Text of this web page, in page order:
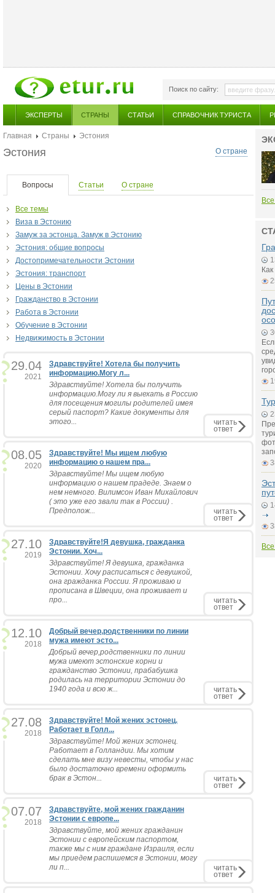
Поиск по сайту:
ЭКСПЕРТЫ СТРАНЫ СТАТЬИ СПРАВОЧНИК ТУРИСТА
Главная Страны
Эстония
О стране
Эстония
Вопросы Статьи О стране
Все темы
Виза в Эстонию
Замуж за эстонца. Замуж в Эстонию
Эстония: общие вопросы
Достопримечательности Эстонии
Эстония: транспорт
Цены в Эcтонии
Гражданство в Эстонии
Работа в Эстонии
Обучение в Эстонии
Недвижимость в Эстонии
29.04
2021
Здравствуйте! Хотела бы получить
информацию.Могу л...
Здравствуйте! Хотела бы получить
информацию.Могу ли я выехать в Россию
для посещения могилы родителей имея
серый паспорт? Какие документы для
этого...
читать
ответ
08.05
2020
Здравствуйте! Мы ищем любую
информацию о нашем пра...
Здравствуйте! Мы ищем любую
информацию о нашем прадеде. Знаем о
нем немного. Вилимсон Иван Михайлович
( это уже его звали так в России) .
Предполож...
читать
ответ
27.10
2019
Здравствуйте!Я девушка, гражданка
Эстонии. Хоч...
Здравствуйте! Я девушка, гражданка
Эстонии. Хочу расписаться с девушкой,
она гражданка России. Я проживаю и
прописана в Швеции, она проживает и
про...
читать
ответ
12.10
2018
Добрый вечер,родственники по линии
мужа имеют эсто...
Добрый вечер,родственники по линии
мужа имеют эстонские корни и
гражданство Эстонии, прабабушка
родилась на территории Эстонии до
1940 года и всю ж...
читать
ответ
27.08
2018
Здравствуйте! Мой жених эстонец.
Работает в Голл...
Здравствуйте! Мой жених эстонец.
Работает в Голландии. Мы хотим
сделать мне визу невесты, чтобы у нас
было достаточно времени оформить
брак в Эстон...
читать
ответ
07.07
2018
Здравствуйте, мой жених гражданин
Эстонии с европе...
Здравствуйте, мой жених гражданин
Эстонии с европейским паспортом,
также мы с ним граждане Израиля, если
мы приедем распишемся в Эстонии, могу
ли п...
читать
ответ